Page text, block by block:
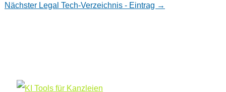
Nächster Legal Tech-Verzeichnis - Eintrag →